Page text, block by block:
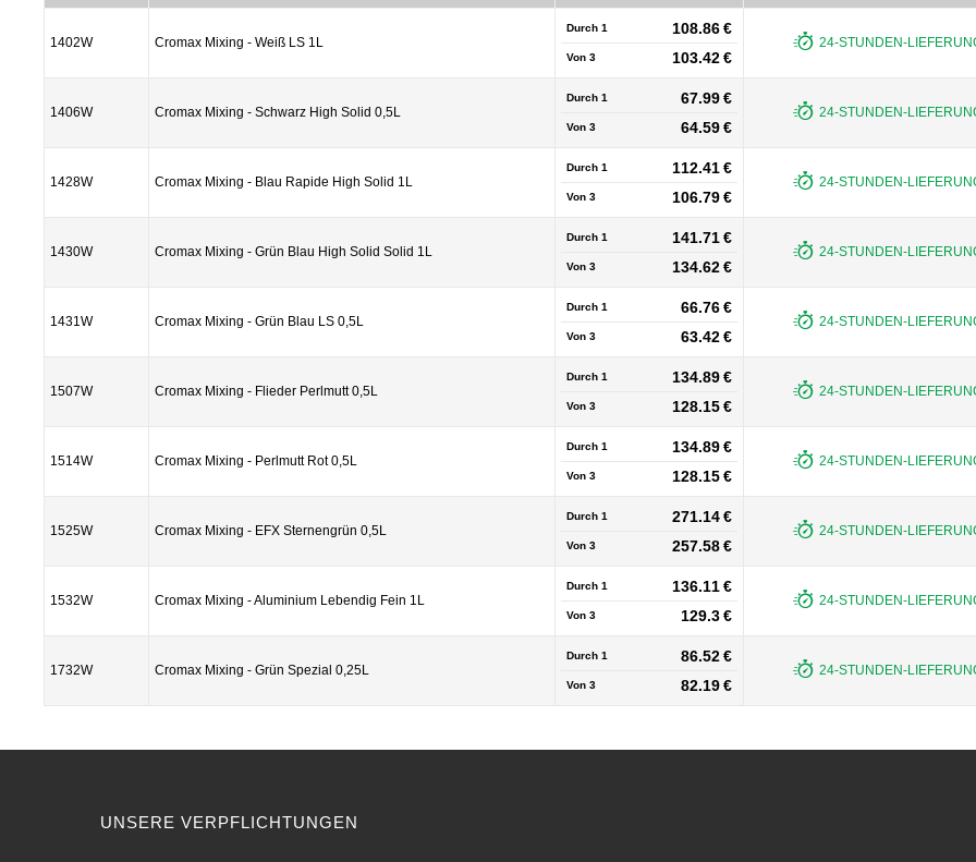
1402W Cromax Mixing - Weiß LS 1L
Durch 1 108.86 €
Von 3 103.42 €
24-STUNDEN-
1406W Cromax Mixing - Schwarz High Solid 0,5L
Durch 1 67.99 €
Von 3 64.59 €
24-STUNDEN-
1428W Cromax Mixing - Blau Rapide High Solid 1L
Durch 1 112.41 €
Von 3 106.79 €
24-STUNDEN-
1430W Cromax Mixing - Grün Blau High Solid Solid 1L
Durch 1 141.71 €
Von 3 134.62 €
24-STUNDEN-
1431W Cromax Mixing - Grün Blau LS 0,5L
Durch 1 66.76 €
Von 3 63.42 €
24-STUNDEN-
1507W Cromax Mixing - Flieder Perlmutt 0,5L
Durch 1 134.89 €
Von 3 128.15 €
24-STUNDEN-
1514W Cromax Mixing - Perlmutt Rot 0,5L
Durch 1 134.89 €
Von 3 128.15 €
24-STUNDEN-
1525W Cromax Mixing - EFX Sternengrün 0,5L
Durch 1 271.14 €
Von 3 257.58 €
24-STUNDEN-
1532W Cromax Mixing - Aluminium Lebendig Fein 1L
Durch 1 136.11 €
Von 3 129.3 €
24-STUNDEN-
1732W Cromax Mixing - Grün Spezial 0,25L
Durch 1 86.52 €
Von 3 82.19 €
24-STUNDEN-
UNSERE VERPFLICHTUNGEN